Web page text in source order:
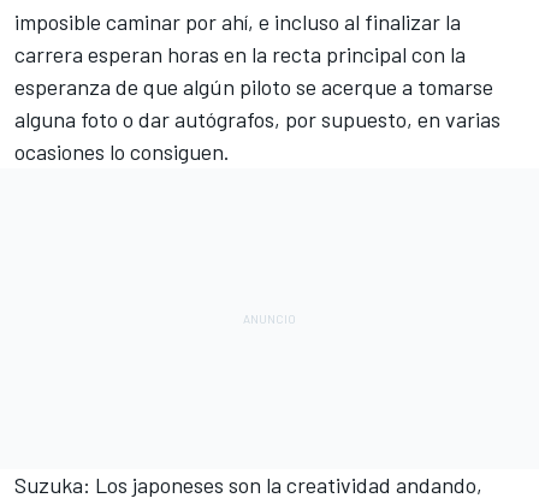
imposible caminar por ahí, e incluso al finalizar la
carrera esperan horas en la recta principal con la
esperanza de que algún piloto se acerque a tomarse
alguna foto o dar autógrafos, por supuesto, en varias
ocasiones lo consiguen.
Suzuka: Los japoneses son la creatividad andando,